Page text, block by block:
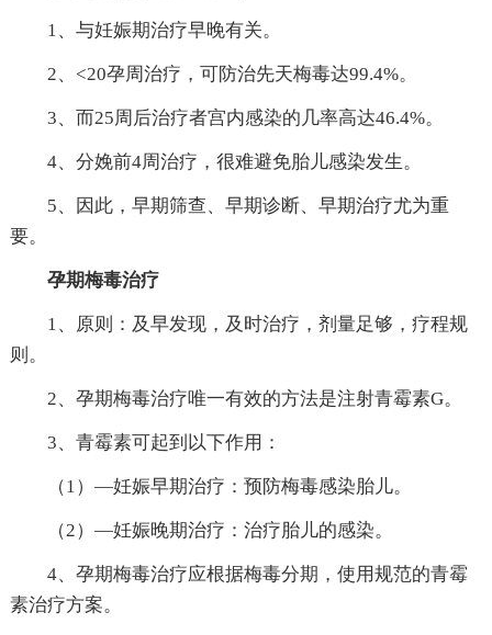
1、与妊娠期治疗早晚有关。
2、<20孕周治疗，可防治先天梅毒达99.4%。
3、而25周后治疗者宫内感染的几率高达46.4%。
4、分娩前4周治疗，很难避免胎儿感染发生。
5、因此，早期筛查、早期诊断、早期治疗尤为重
要。
孕期梅毒治疗
1、原则：及早发现，及时治疗，剂量足够，疗程规
则。
2、孕期梅毒治疗唯一有效的方法是注射青霉素G。
3、青霉素可起到以下作用：
（1）—妊娠早期治疗：预防梅毒感染胎儿。
（2）—妊娠晚期治疗：治疗胎儿的感染。
4、孕期梅毒治疗应根据梅毒分期，使用规范的青霉
素治疗方案。